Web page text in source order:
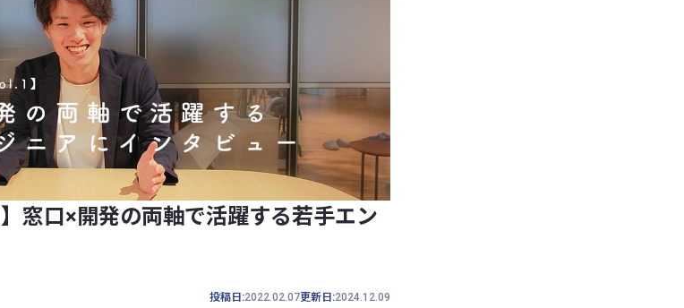
窓口×開発の両軸で活躍する若手エン
投稿日:2022.02.07更新日:2024.12.09